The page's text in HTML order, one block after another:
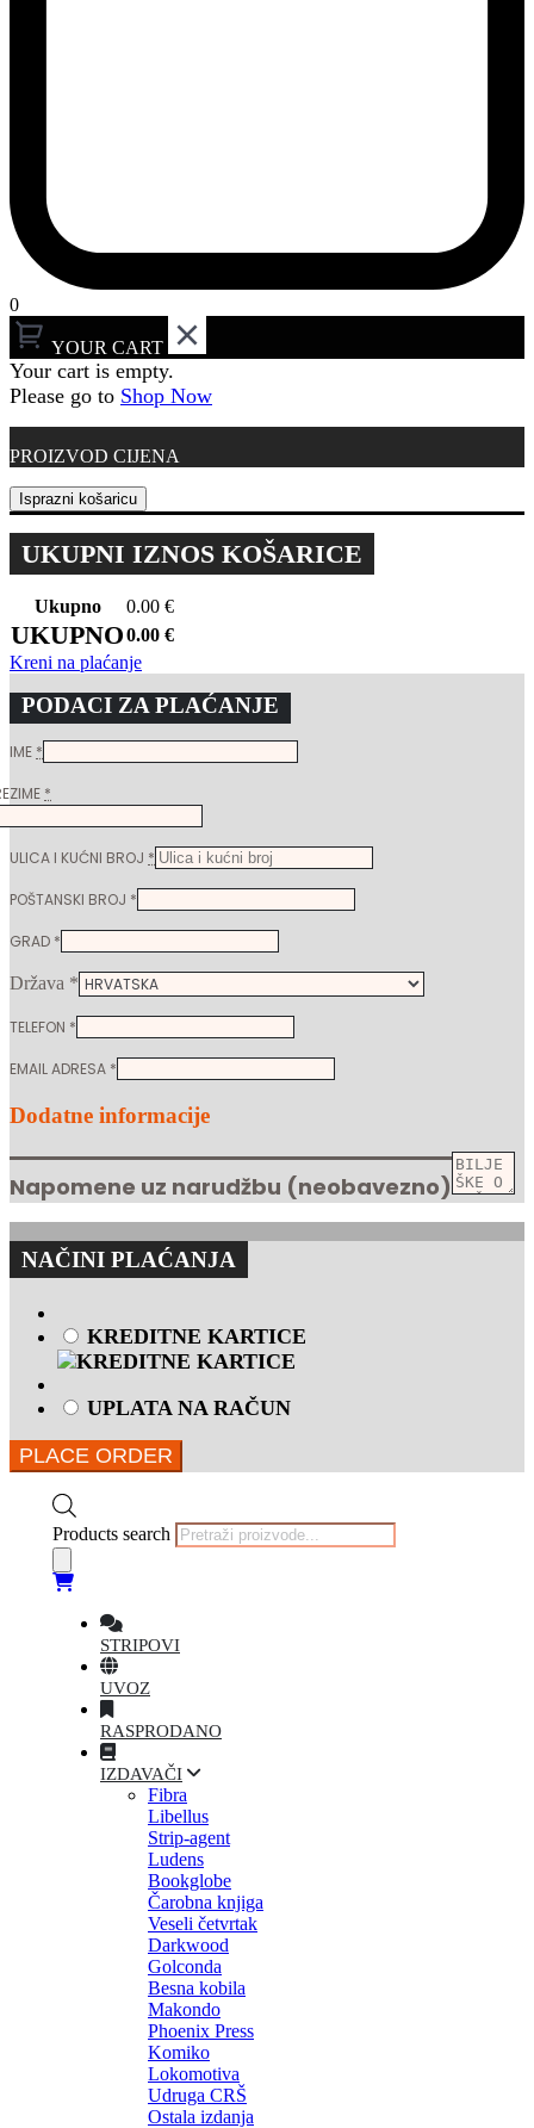
0
YOUR CART
Your cart is empty.
Please go to Shop Now
PROIZVOD CIJENA
Isprazni košaricu
UKUPNI IZNOS KOŠARICE
Ukupno 0.00 €
UKUPNO0.00 €
Kreni na plaćanje
PODACI ZA PLAĆANJE
IME *
*
ULICA I KUĆNI BROJ *
POŠTANSKI BROJ *
GRAD *
Država *
TELEFON *
EMAIL ADRESA *
Dodatne informacije
Napomene uz narudžbu (neobavezno)
NAČINI PLAĆANJA
KREDITNE KARTICE
UPLATA NA RAČUN
PLACE ORDER
Products search
STRIPOVI
UVOZ
RASPRODANO
IZDAVAČI
Fibra
Libellus
Strip-agent
Ludens
Bookglobe
Čarobna knjiga
Veseli četvrtak
Darkwood
Golconda
Besna kobila
Makondo
Phoenix Press
Komiko
Lokomotiva
Udruga CRŠ
Ostala izdanja